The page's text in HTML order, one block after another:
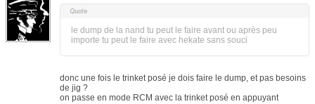
le dump de la nand tu peut le faire avant ou après peu
importe tu peut le faire avec hekate sans souci
donc une fois le trinket posé je dois faire le dump, et pas besoins
de jig ?
on passe en mode RCM avec la trinket posé en appuyant